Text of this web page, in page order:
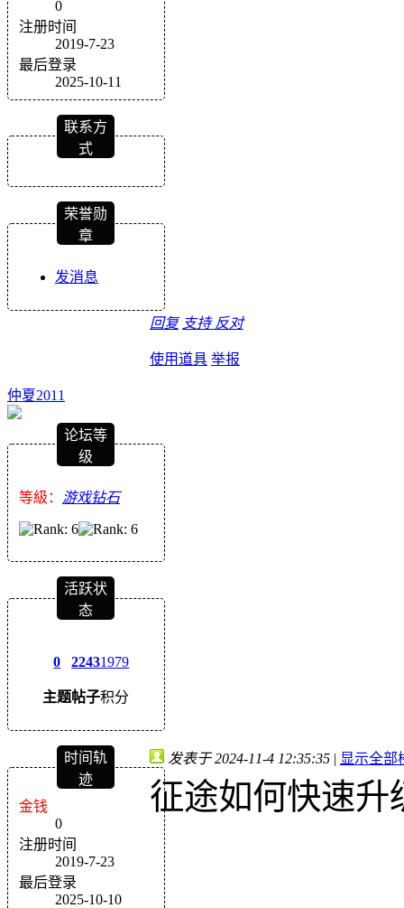
0
注册时间
2019-7-23
最后登录
2025-10-11
联系方
式
荣誉勋
章
发消息
回复 支持 反对
使用道具 举报
仲夏2011
论坛等
级
等級： 游戏钻石
活跃状
态
0
主题
2243
帖子
1979
积分
时间轨
迹
金钱
0
注册时间
2019-7-23
最后登录
2025-10-10
发表于 2024-11-4 12:35:35 | 显示全部
征途如何快速升